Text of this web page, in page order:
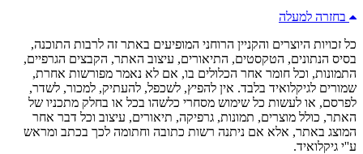
בחזרה למעלה
כל זכויות היוצרים והקניין הרוחני המופיעים באתר זה לרבות התוכנה,
בסיס הנתונים, הטקסטים, התיאורים, עיצוב האתר, הקבצים הגרפיים,
התמונות, וכל חומר אחר הכלולים בו, אם לא נאמר מפורשות אחרת,
שמורים לגיקלואיד בלבד. אין להפיץ, לשכפל, להעתיק, למכור, לשדר,
לפרסם, או לעשות כל שימוש מסחרי כלשהו בכל או בחלק מתכניו של
האתר, כולל מוצרים, תמונות, גרפיקה, תיאורים, עיצוב וכל דבר אחר
המוצג באתר, אלא אם ניתנה רשות כתובה וחתומה לכך בכתב ומראש
ע''י גיקלואיד.